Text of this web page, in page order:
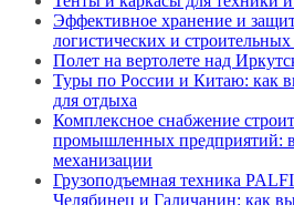
Эффективное хранение и
логистических и
Полет на вертолете над
Туры по России и Китаю: как
для отдыха
Комплексное снабжение
промышленных предприятий:
механизации
Грузоподъемная техника
Челябинец и Галичанин: как